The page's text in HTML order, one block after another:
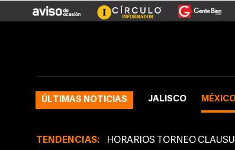
ÚLTIMAS NOTICIAS JALISCO
TENDENCIAS: HORARIOS TORNEO